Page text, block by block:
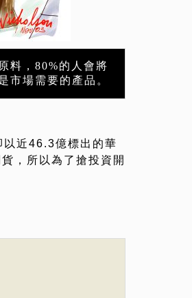
料，80%的人會將
市場需要的產品。
近46.3億標出的華
，所以為了搶投資開